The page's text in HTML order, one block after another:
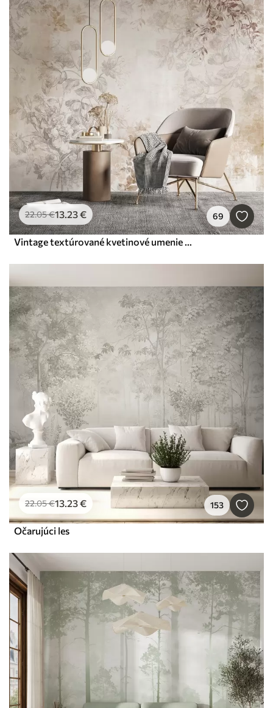
22.05€13.23€ 69
Vintage textúrované kvetinové umenie s jemnými ilustráciami záhradných kvetov a listov v kreslenom štýle, v jemných pastelových béžových a sépia odtieňoch
22.05€13.23€ 153
Očarujúci les